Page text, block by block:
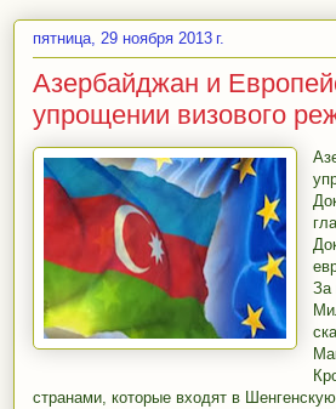
пятница, 29 ноября 2013 г.
Азербайджан и
упрощении визового
За
странами, которые входят в